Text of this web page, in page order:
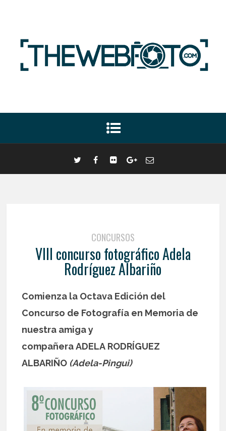
CONCURSOS
VIII concurso fotográfico Adela
Rodríguez Albariño
Comienza la Octava Edición del
Concurso de Fotografía en Memoria de
nuestra amiga y
compañeraADELA RODRÍGUEZ
ALBARIÑO (Adela-Pingui)